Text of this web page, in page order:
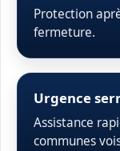
Protection
fermeture.
Urgence
Assistance
communes